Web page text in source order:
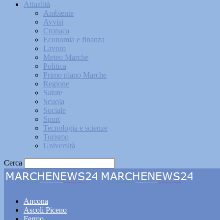
Attualità
Ambiente
Avvisi
Cronaca
Economia e finanza
Lavoro
Meteo Marche
Politica
Primo piano Marche
Regione
Salute
Scuola
Sociale
Sport
Tecnologia e scienze
Turismo
Università
Cerca
Ancona
Ascoli Piceno